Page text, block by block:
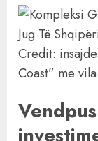
Credit:
Coast” me